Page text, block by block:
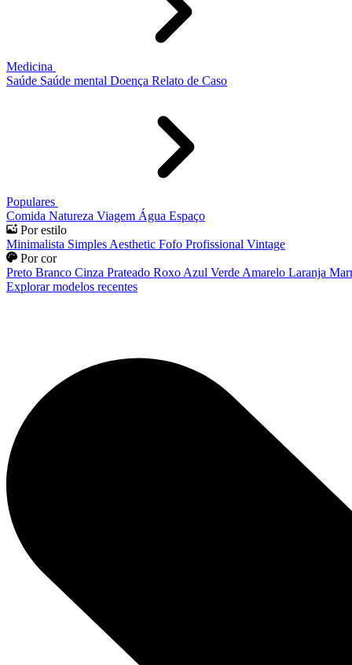
Medicina
Saúde Saúde mental Doença Relato de Caso
Populares
Comida Natureza Viagem Água Espaço
Por estilo
Minimalista Simples Aesthetic Fofo Profissional Vintage
Por cor
Preto Branco Cinza Prateado Roxo Azul Verde Amarelo Laranja
Explorar modelos recentes